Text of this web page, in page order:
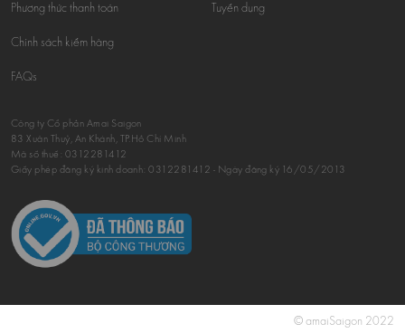
Phương thức thanh toán
Chính sách kiểm hàng
FAQs
Tuyển dụng
Công ty Cổ phần Amai Saigon
83 Xuân Thuỷ, An Khánh, TP.Hồ Chí Minh
Mã số thuế: 0312281412
Giấy phép đăng ký kinh doanh: 0312281412 - Ngày đăng ký 16/05/2013
© amaiSaigon 2022